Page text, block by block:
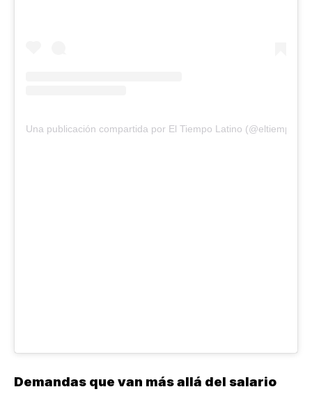
Una publicación compartida por El Tiempo Latino
Demandas que van más allá del salario